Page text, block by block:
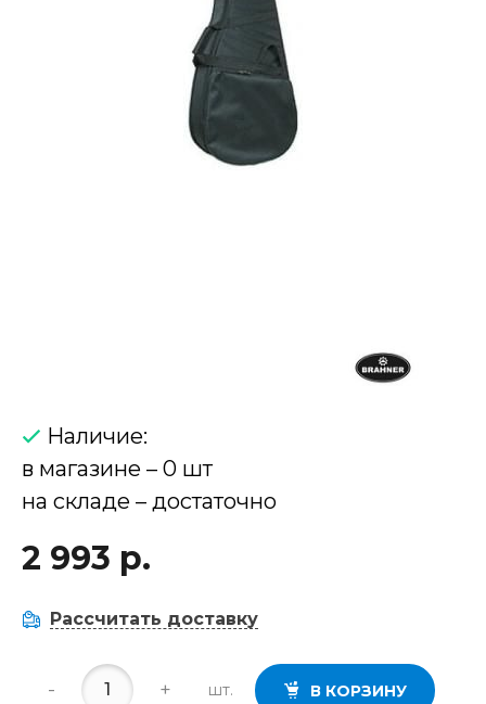
Наличие:
в магазине – 0 шт
на складе – достаточно
2 993 р.
Рассчитать доставку
- + шт. В КОРЗИНУ